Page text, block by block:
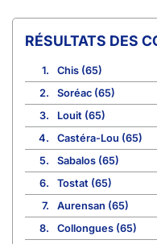
1.
Chis (65)
2.
Soréac (65)
3.
Louit (65)
4.
Castéra-Lou (65)
5.
Sabalos (65)
6.
Tostat (65)
7.
Aurensan (65)
8.
Collongues (65)